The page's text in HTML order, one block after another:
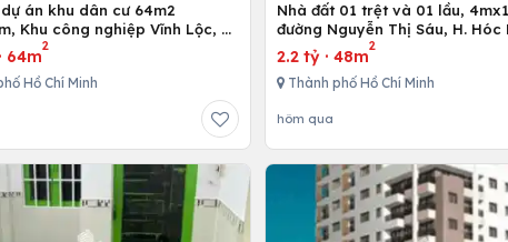
án khu dân cư 64m2
Khu công nghiệp Vĩnh Lộc, H.
Tp. Hồ Chí Minh
· 64m
2
Hồ Chí Minh
Nhà đất 01 trệt và 01 lầu, 4mx12m ở
đường Nguyễn Thị Sáu, H. Hóc
Hồ Chí Minh
2.2 tỷ· 48m
2
Thành phố Hồ Chí Minh
hôm qua